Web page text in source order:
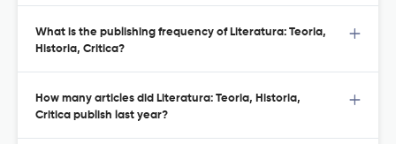
What is the publishing frequency of Literatura: Teoria,
Historia, Critica?
How many articles did Literatura: Teoria, Historia,
Critica publish last year?